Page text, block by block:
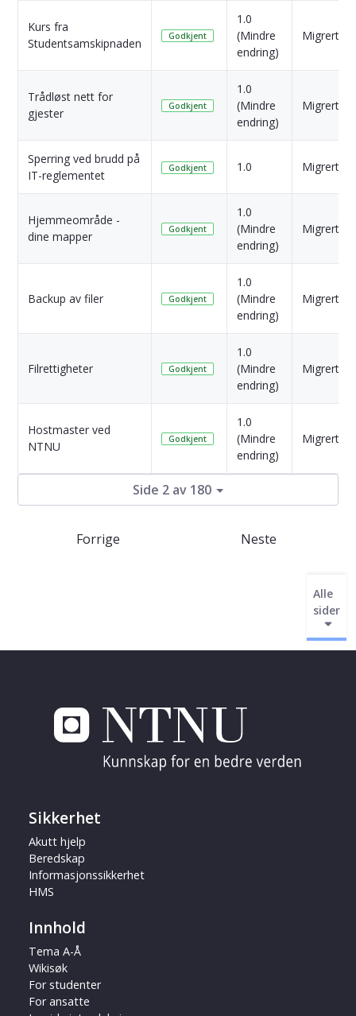
Alle
sider
Kurs fra
Studentsamskipnaden
Godkjent
1.0
(Mindre
endring)
Migrert
Trådløst nett for
gjester
Godkjent
1.0
(Mindre
endring)
Migrert
Sperring ved brudd på
IT-reglementet
Godkjent 1.0 Migrert
Hjemmeområde -
dine mapper
Godkjent
1.0
(Mindre
endring)
Migrert
Backup av filer Godkjent
1.0
(Mindre
endring)
Migrert
Filrettigheter Godkjent
1.0
(Mindre
endring)
Migrert
Hostmaster ved
NTNU
Godkjent
1.0
(Mindre
endring)
Migrert
Side 2 av 180
Forrige Neste
Sikkerhet
Akutt hjelp
Beredskap
Informasjonssikkerhet
HMS
Innhold
Tema A-Å
Wikisøk
For studenter
For ansatte